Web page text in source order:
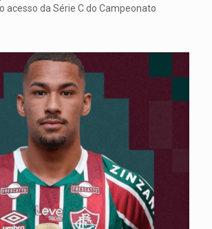
acesso da Série C do Campeonato